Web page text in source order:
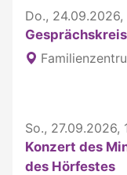
Do., 24.09.2026,
So., 27.09.2026,
Konzert des
des Hörfestes